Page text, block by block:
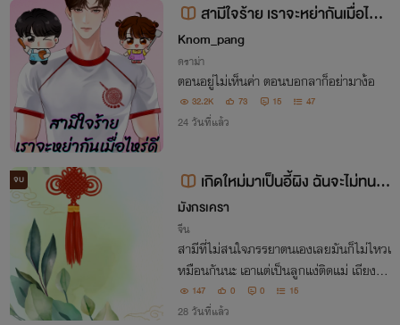
สามีใจร้าย เราจะหย่ากันเมื่อไหร่
ดี
Knom_pang
ดราม่า
ตอนอยู่ไม่เห็นค่า ตอนบอกลาก็อย่ามาง้อ
32.2K 73 15 47
24 วันที่แล้ว
จบ
เกิดใหม่มาเป็นอี้ผิง ฉันจะไม่ทนส
ามีและแม่สามี ยุค 80
มังกรเครา
จีน
สามีที่ไม่สนใจภรรยาตนเองเลยมันก็ไม่ไหวเ
หมือนกันนะ เอาแต่เป็นลูกแง่ติดแม่ เถียงแม่
ไม่ได้ ไม่ยอมอะไรทั้งนั้น เหอะ! ฉันขอออกจา
กครอบครัวนี้ แล้วไปเริ่มต้นชีวิตใหม่ดีกว่า
147 0 0 15
28 วันที่แล้ว